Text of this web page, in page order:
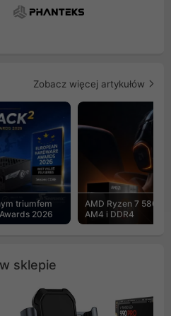
Zobacz więcej artykułów
triumfem
2026
AMD Ryzen 7
AM4 i DDR4
sklepie